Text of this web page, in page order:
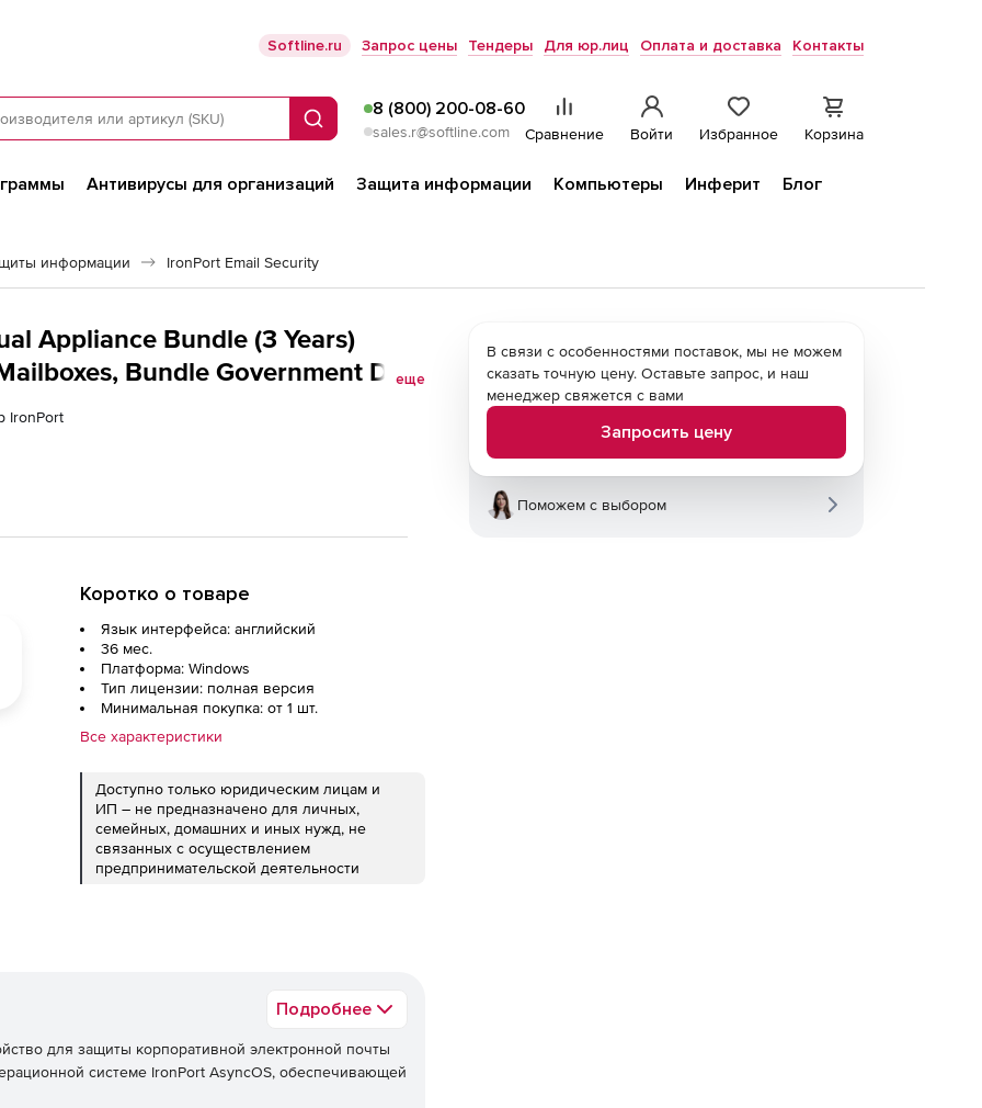
Softline.ru Запрос цены Тендеры Для юр.лиц Оплата и доставка Контакты
Поиск
8 (800) 200-08-60
sales.r@softline.com Сравнение Войти Избранное Корзина
Антивирусы для организаций Защита информации Компьютеры Инферит
Блог
информации IronPort Email Security
Appliance Bundle (3 Years)
Bundle Government Dual
100 to 249
еще
IronPort
Коротко о товаре
Язык интерфейса: английский
36 мес.
Платформа: Windows
Тип лицензии: полная версия
Минимальная покупка: от 1 шт.
Все характеристики
Доступно только юридическим лицам и
ИП – не предназначено для личных,
семейных, домашних и иных нужд, не
связанных с осуществлением
предпринимательской деятельности
Подробнее
для защиты корпоративной электронной почты
системе IronPort AsyncOS, обеспечивающей
В связи с особенностями поставок, мы не можем
сказать точную цену. Оставьте запрос, и наш
менеджер свяжется с вами
Запросить цену
Поможем с выбором